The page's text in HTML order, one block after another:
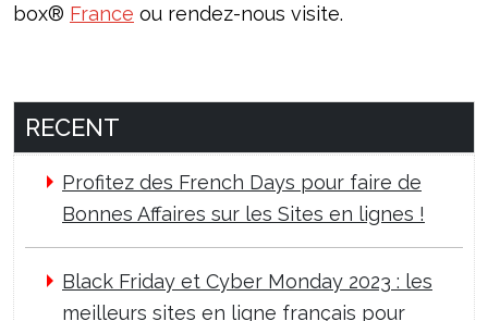
box® France ou rendez-nous visite.
RECENT
Profitez des French Days pour faire de
Bonnes Affaires sur les Sites en lignes !
Black Friday et Cyber Monday 2023 : les
meilleurs sites en ligne français pour